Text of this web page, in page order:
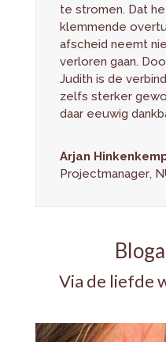
te stromen. Dat
klemmende
afscheid neemt
verloren gaan.
Judith is de
zelfs sterker
daar eeuwig
Arjan
Projectmanager,
Via de liefde